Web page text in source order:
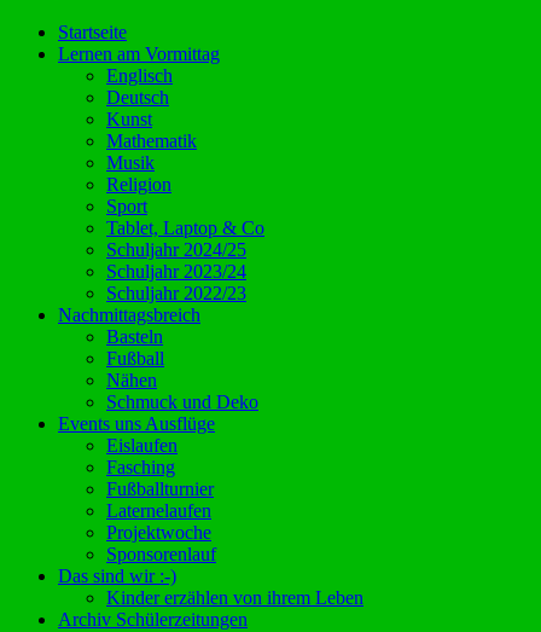
Startseite
Lernen am Vormittag
Englisch
Deutsch
Kunst
Mathematik
Musik
Religion
Sport
Tablet, Laptop & Co
Schuljahr 2024/25
Schuljahr 2023/24
Schuljahr 2022/23
Nachmittagsbreich
Basteln
Fußball
Nähen
Schmuck und Deko
Events uns Ausflüge
Eislaufen
Fasching
Fußballturnier
Laternelaufen
Projektwoche
Sponsorenlauf
Das sind wir :-)
Kinder erzählen von ihrem Leben
Archiv Schülerzeitungen